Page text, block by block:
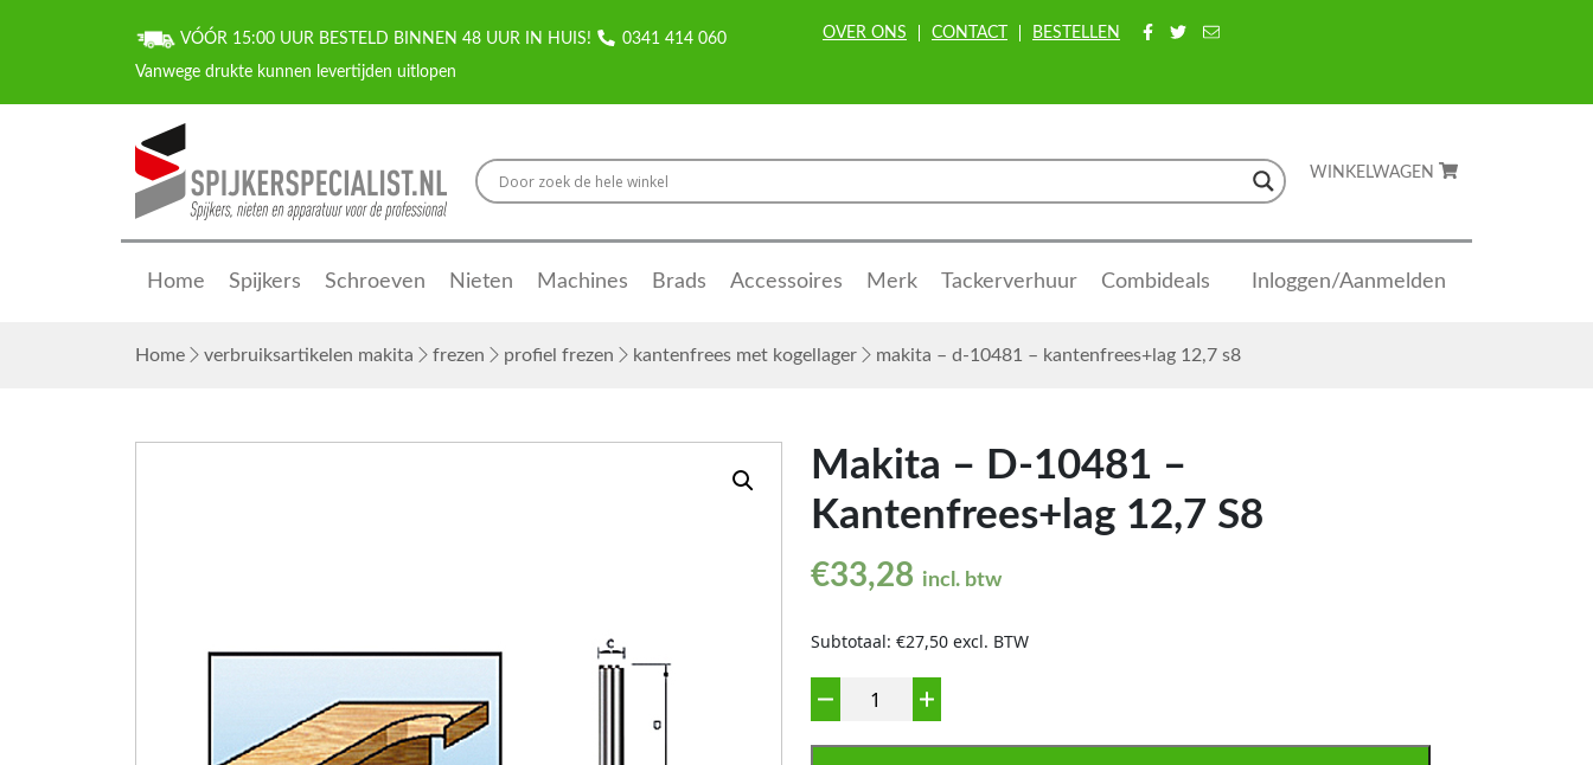
VÓÓR 15:00 UUR BESTELD BINNEN 48 UUR IN HUIS! 0341 414 060 OVER ONS CONTACT BESTELLEN
WINKELWAGEN
Home Spijkers Schroeven Nieten Machines Brads Accessoires Merk Tackerverhuur Combideals Inloggen/Aanmelden
Home verbruiksartikelen makita frezen profiel frezen kantenfrees met kogellager makita – d-10481 – kantenfrees+lag 12,7 s8
Makita – D-10481 –
Kantenfrees+lag 12,7 S8
€33,28 incl. btw
Subtotaal: €27,50 excl. BTW
Aantal